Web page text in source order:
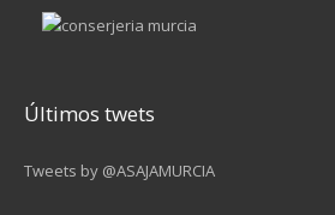
Últimos twets
Tweets by @ASAJAMURCIA